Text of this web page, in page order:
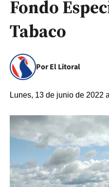
Fondo
Tabaco
Por El Litoral
Lunes, 13 de junio de 2022